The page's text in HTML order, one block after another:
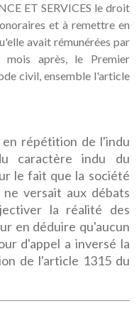
ET SERVICES le droit
et à remettre en
avait rémunérées par
mois après, le Premier
civil, ensemble l'article
en répétition de l'indu
caractère indu du
le fait que la société
ne versait aux débats
la réalité des
en déduire qu'aucun
d'appel a inversé la
de l'article 1315 du